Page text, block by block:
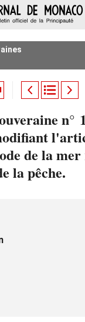
n°
de la
la pêche.